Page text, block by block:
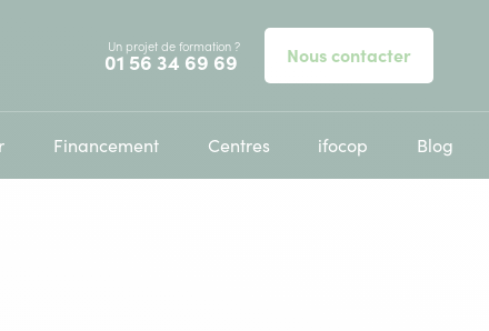
Un projet de formation ?
Appelez-nous au
01 56 34 69 69 Nous contacter
Financement Centres ifocop Blog